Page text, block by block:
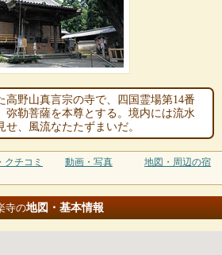
高野山真言宗の寺で、四国霊場第14番
弥勒菩薩を本尊とする。境内には流水
、風流なたたずまいだ。
クチコミ 動画・写真 地図・周辺の宿
寺の地図・基本情報